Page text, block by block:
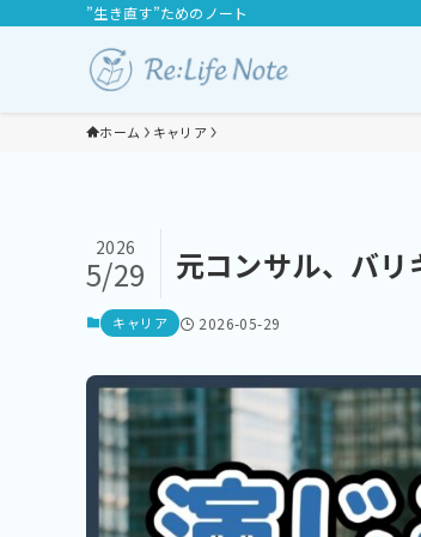
”生き直す”ためのノート
ホーム キャリア
元コンサル、バ
2026
5/29
キャリア 2026-05-29